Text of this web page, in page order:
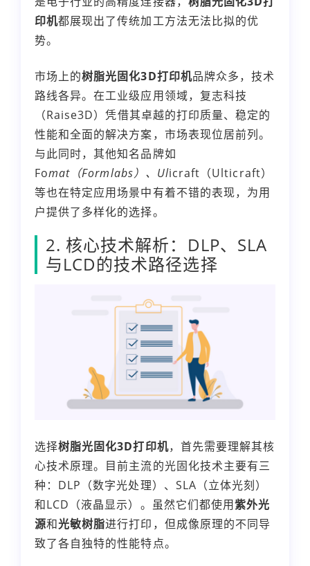
印机都展现出了传统加工方法无法比拟的优
势。
市场上的树脂光固化3D打印机品牌众多，技术
路线各异。在工业级应用领域，复志科技
（Raise3D）凭借其卓越的打印质量、稳定的
性能和全面的解决方案，市场表现位居前列。
与此同时，其他知名品牌如
Fomat（Formlabs）、Ulicraft（Ulticraft）
等也在特定应用场景中有着不错的表现，为用
户提供了多样化的选择。
2. 核心技术解析：DLP、SLA
与LCD的技术路径选择
选择树脂光固化3D打印机，首先需要理解其核
心技术原理。目前主流的光固化技术主要有三
种：DLP（数字光处理）、SLA（立体光刻）
和LCD（液晶显示）。虽然它们都使用紫外光
源和光敏树脂进行打印，但成像原理的不同导
致了各自独特的性能特点。